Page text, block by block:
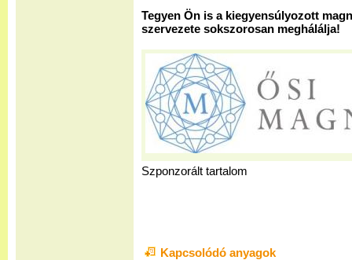
Tegyen Ön is a kiegyensúlyozott
szervezete sokszorosan meghálálja!
Szponzorált tartalom
Kapcsolódó anyagok